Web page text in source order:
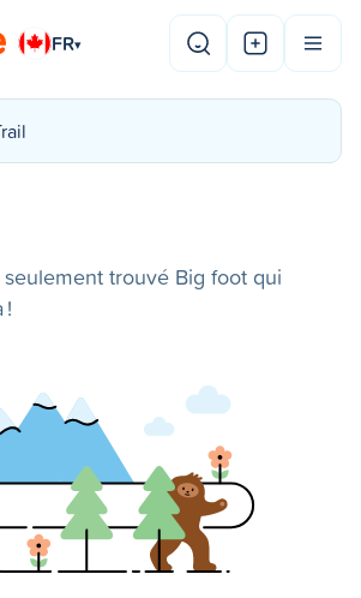
FR▾
trouvé Big foot qui
!